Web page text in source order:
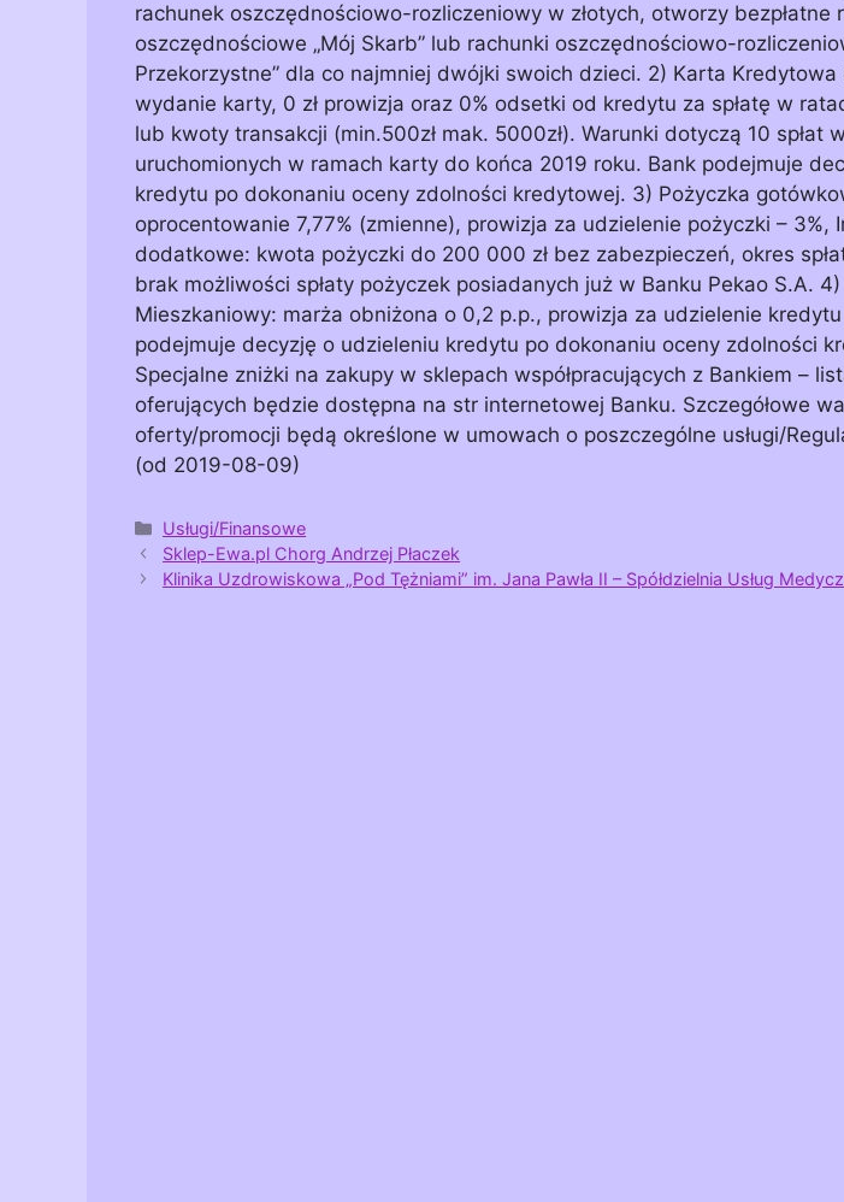
rachunek oszczędnościowo-rozliczeniowy w złotych, otworzy bezpłatne
oszczędnościowe „Mój Skarb” lub rachunki oszczędnościowo-
Przekorzystne” dla co najmniej dwójki swoich dzieci. 2) Karta Kredytowa
wydanie karty, 0 zł prowizja oraz 0% odsetki od kredytu za spłatę w
lub kwoty transakcji (min.500zł mak. 5000zł). Warunki dotyczą 10 spłat
uruchomionych w ramach karty do końca 2019 roku. Bank podejmuje
kredytu po dokonaniu oceny zdolności kredytowej. 3) Pożyczka
oprocentowanie 7,77% (zmienne), prowizja za udzielenie pożyczki – 3%,
dodatkowe: kwota pożyczki do 200 000 zł bez zabezpieczeń, okres
brak możliwości spłaty pożyczek posiadanych już w Banku Pekao S.A.
Mieszkaniowy: marża obniżona o 0,2 p.p., prowizja za udzielenie kredytu
podejmuje decyzję o udzieleniu kredytu po dokonaniu oceny zdolności
Specjalne zniżki na zakupy w sklepach współpracujących z Bankiem –
oferujących będzie dostępna na str internetowej Banku. Szczegółowe
oferty/promocji będą określone w umowach o poszczególne usługi/
(od 2019-08-09)
Kategorie
Usługi/Finansowe
Sklep-Ewa.pl Chorg Andrzej Płaczek
Klinika Uzdrowiskowa „Pod Tężniami” im. Jana Pawła II – Spółdzielnia Usług